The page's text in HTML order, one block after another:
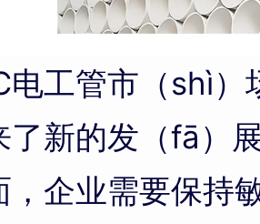
电工管市（shì
了新的发（fā）
，企业需要保持